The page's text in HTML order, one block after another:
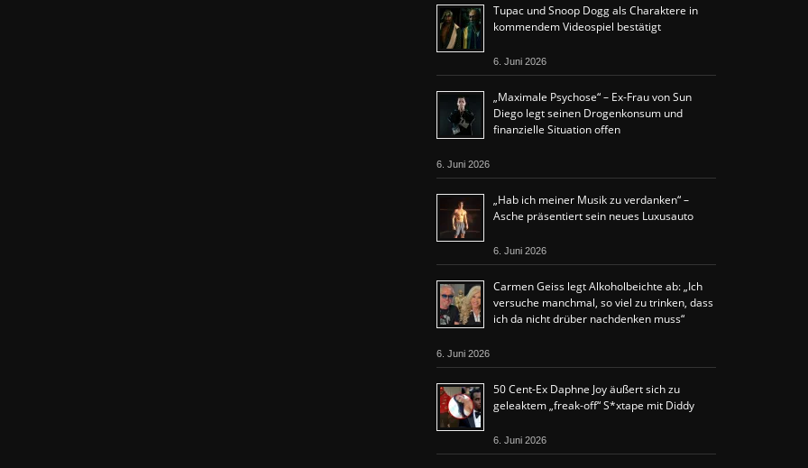
Tupac und Snoop Dogg als Charaktere in
kommendem Videospiel bestätigt
6. Juni 2026
„Maximale Psychose“ – Ex-Frau von Sun
Diego legt seinen Drogenkonsum und
finanzielle Situation offen
6. Juni 2026
„Hab ich meiner Musik zu verdanken“ –
Asche präsentiert sein neues Luxusauto
6. Juni 2026
Carmen Geiss legt Alkoholbeichte ab: „Ich
versuche manchmal, so viel zu trinken, dass
ich da nicht drüber nachdenken muss“
6. Juni 2026
50 Cent-Ex Daphne Joy äußert sich zu
geleaktem „freak-off“ S*xtape mit Diddy
6. Juni 2026